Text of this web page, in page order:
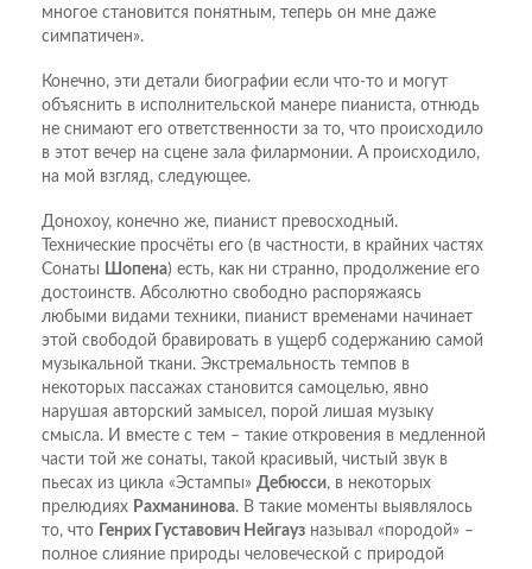
многое становится понятным, теперь он мне даже
симпатичен».
Конечно, эти детали биографии если что-то и могут
объяснить в исполнительской манере пианиста, отнюдь
не снимают его ответственности за то, что происходило
в этот вечер на сцене зала филармонии. А происходило,
на мой взгляд, следующее.
Донохоу, конечно же, пианист превосходный.
Технические просчёты его (в частности, в крайних частях
Сонаты Шопена) есть, как ни странно, продолжение его
достоинств. Абсолютно свободно распоряжаясь
любыми видами техники, пианист временами начинает
этой свободой бравировать в ущерб содержанию самой
музыкальной ткани. Экстремальность темпов в
некоторых пассажах становится самоцелью, явно
нарушая авторский замысел, порой лишая музыку
смысла. И вместе с тем – такие откровения в медленной
части той же сонаты, такой красивый, чистый звук в
пьесах из цикла «Эстампы» Дебюсси, в некоторых
прелюдиях Рахманинова. В такие моменты выявлялось
то, что
Генрих Густавович Нейгауз называл «породой» –
полное слияние природы человеческой с природой